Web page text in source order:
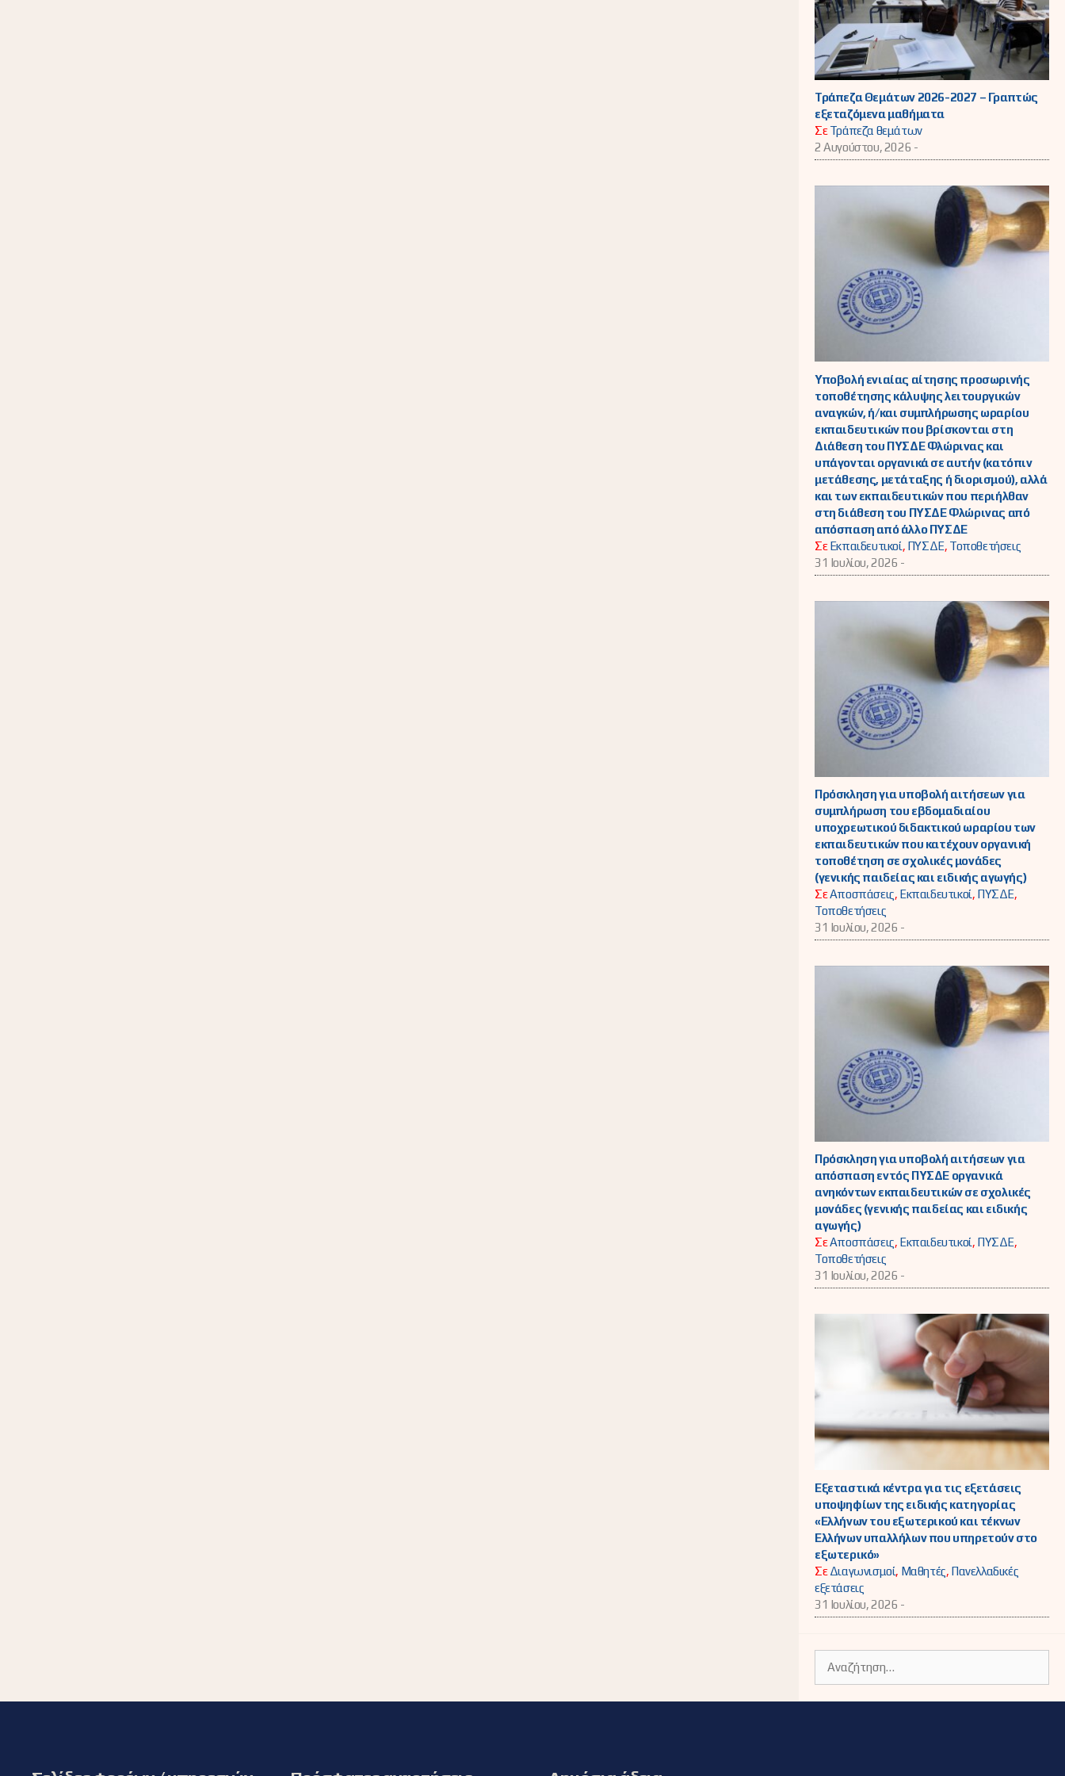
Τράπεζα Θεμάτων 2026-2027 – Γραπτώς
εξεταζόμενα μαθήματα
ΣεΤράπεζα θεμάτων
2 Αυγούστου, 2026 -
Υποβολή ενιαίας αίτησης προσωρινής
τοποθέτησης κάλυψης λειτουργικών
αναγκών, ή/και συμπλήρωσης ωραρίου
εκπαιδευτικών που βρίσκονται στη
Διάθεση του ΠΥΣΔΕ Φλώρινας και
υπάγονται οργανικά σε αυτήν (κατόπιν
μετάθεσης, μετάταξης ή διορισμού), αλλά
και των εκπαιδευτικών που περιήλθαν
στη διάθεση του ΠΥΣΔΕ Φλώρινας από
απόσπαση από άλλο ΠΥΣΔΕ
ΣεΕκπαιδευτικοί, ΠΥΣΔΕ, Τοποθετήσεις
31 Ιουλίου, 2026 -
Πρόσκληση για υποβολή αιτήσεων για
συμπλήρωση του εβδομαδιαίου
υποχρεωτικού διδακτικού ωραρίου των
εκπαιδευτικών που κατέχουν οργανική
τοποθέτηση σε σχολικές μονάδες
(γενικής παιδείας και ειδικής αγωγής)
ΣεΑποσπάσεις, Εκπαιδευτικοί, ΠΥΣΔΕ,
Τοποθετήσεις
31 Ιουλίου, 2026 -
Πρόσκληση για υποβολή αιτήσεων για
απόσπαση εντός ΠΥΣΔΕ οργανικά
ανηκόντων εκπαιδευτικών σε σχολικές
μονάδες (γενικής παιδείας και ειδικής
αγωγής)
ΣεΑποσπάσεις, Εκπαιδευτικοί, ΠΥΣΔΕ,
Τοποθετήσεις
31 Ιουλίου, 2026 -
Εξεταστικά κέντρα για τις εξετάσεις
υποψηφίων της ειδικής κατηγορίας
«Ελλήνων του εξωτερικού και τέκνων
Ελλήνων υπαλλήλων που υπηρετούν στο
εξωτερικό»
ΣεΔιαγωνισμοί, Μαθητές, Πανελλαδικές
εξετάσεις
31 Ιουλίου, 2026 -
για: